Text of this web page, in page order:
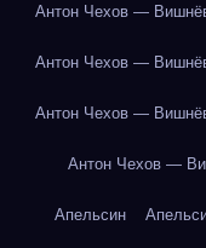
Антон Чехов —
Антон Чехов —
Антон Чехов —
Антон Чехов —
Апельсин